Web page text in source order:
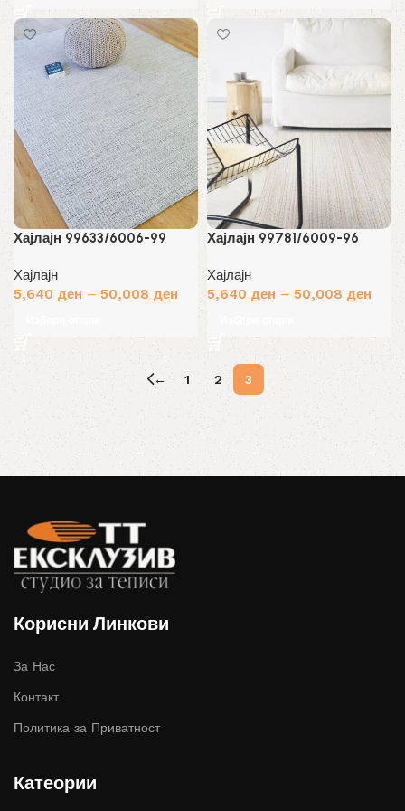
Хајлајн 99633/6006-99
Хајлајн
5,640 ден – 50,008 ден
Хајлајн 99781/6009-96
Хајлајн
5,640 ден – 50,008 ден
← 1 2 3
Корисни Линкови
За Нас
Контакт
Политика за Приватност
Катеории